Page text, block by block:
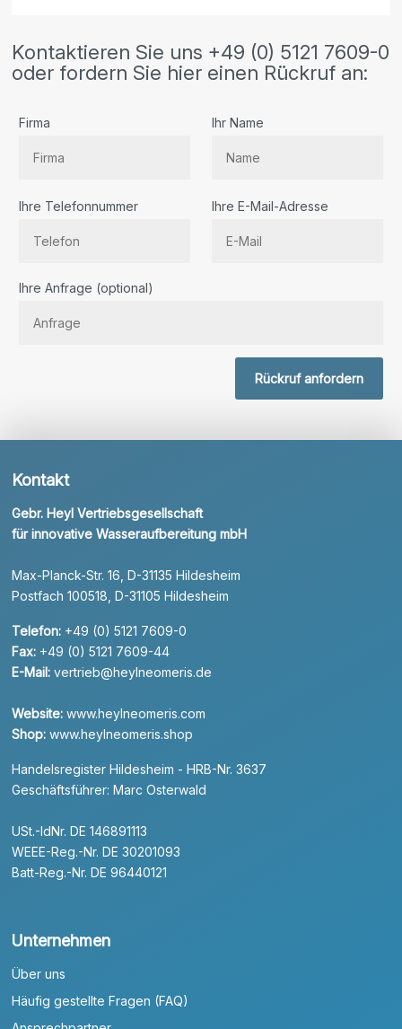
Kontaktieren Sie uns +49 (0) 5121 7609-0
oder fordern Sie hier einen Rückruf an:
Firma Ihr Name
Ihre Telefonnummer Ihre E-Mail-Adresse
Ihre Anfrage (optional)
Rückruf anfordern
Kontakt
Gebr. Heyl Vertriebsgesellschaft
für innovative Wasseraufbereitung mbH
Max-Planck-Str. 16, D-31135 Hildesheim
Postfach 100518, D-31105 Hildesheim
Telefon: +49 (0) 5121 7609-0
Fax: +49 (0) 5121 7609-44
E-Mail: vertrieb@heylneomeris.de
Website: www.heylneomeris.com
Shop: www.heylneomeris.shop
Handelsregister Hildesheim - HRB-Nr. 3637
Geschäftsführer: Marc Osterwald
USt.-IdNr. DE 146891113
WEEE-Reg.-Nr. DE 30201093
Batt-Reg.-Nr. DE 96440121
Unternehmen
Über uns
Häufig gestellte Fragen (FAQ)